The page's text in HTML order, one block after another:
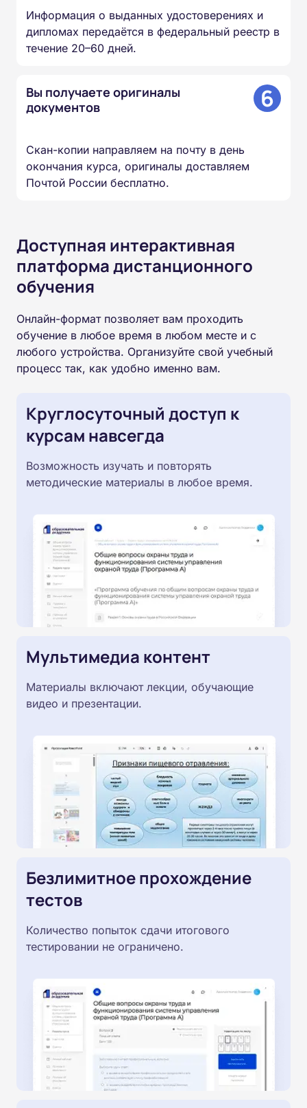
Информация о выданных удостоверениях и
дипломах передаётся в федеральный реестр в
течение 20–60 дней.
Вы получаете оригиналы
документов
6
Скан-копии направляем на почту в день
окончания курса, оригиналы доставляем
Почтой России бесплатно.
Доступная интерактивная
платформа дистанционного
обучения
Онлайн-формат позволяет вам проходить
обучение в любое время в любом месте и с
любого устройства. Организуйте свой учебный
процесс так, как удобно именно вам.
Круглосуточный доступ к
курсам навсегда
Возможность изучать и повторять
методические материалы в любое время.
Мультимедиа контент
Материалы включают лекции, обучающие
видео и презентации.
Безлимитное прохождение
тестов
Количество попыток сдачи итогового
тестировании не ограничено.